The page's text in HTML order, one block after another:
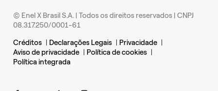
© Enel X Brasil S.A. | Todos os direitos reservados | CNPJ
08.317.250/0001-61
Créditos | Declarações Legais | Privacidade |
Aviso de privacidade | Política de cookies |
Política integrada